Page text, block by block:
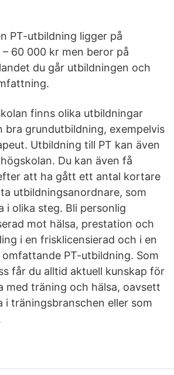
PT-utbildning ligger på
60 000 kr men beror på
du går utbildningen och
finns olika utbildningar
bra grundutbildning, exempelvis
Utbildning till PT kan även
Du kan även få
att ha gått ett antal kortare
utbildningsanordnare, som
i olika steg. Bli personlig
mot hälsa, prestation och
i en frisklicensierad och i en
PT-utbildning. Som
får du alltid aktuell kunskap för
med träning och hälsa, oavsett
i träningsbranschen eller som